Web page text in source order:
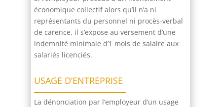
économique collectif alors qu’il n’a ni
représentants du personnel ni procès-verbal
de carence, il s’expose au versement d’une
indemnité minimale d’1 mois de salaire aux
salariés licenciés.
USAGE D’ENTREPRISE
La dénonciation par l’employeur d’un usage